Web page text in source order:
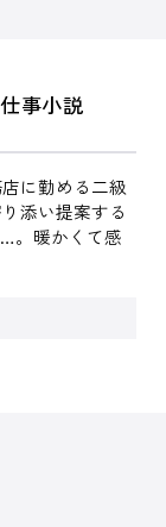
事小説
に勤める二級
添い提案する
。暖かくて感